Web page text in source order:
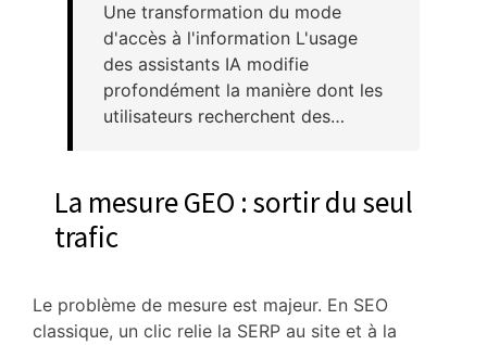
Une transformation du mode
d'accès à l'information L'usage
des assistants IA modifie
profondément la manière dont les
utilisateurs recherchent des…
La mesure GEO : sortir du seul
trafic
Le problème de mesure est majeur. En SEO
classique, un clic relie la SERP au site et à la